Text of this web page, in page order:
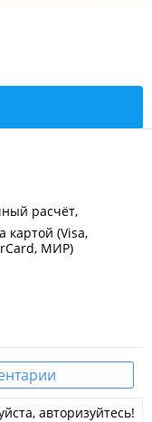
2
расчёт
картой (Visa,
МИР)
авторизуйтесь!